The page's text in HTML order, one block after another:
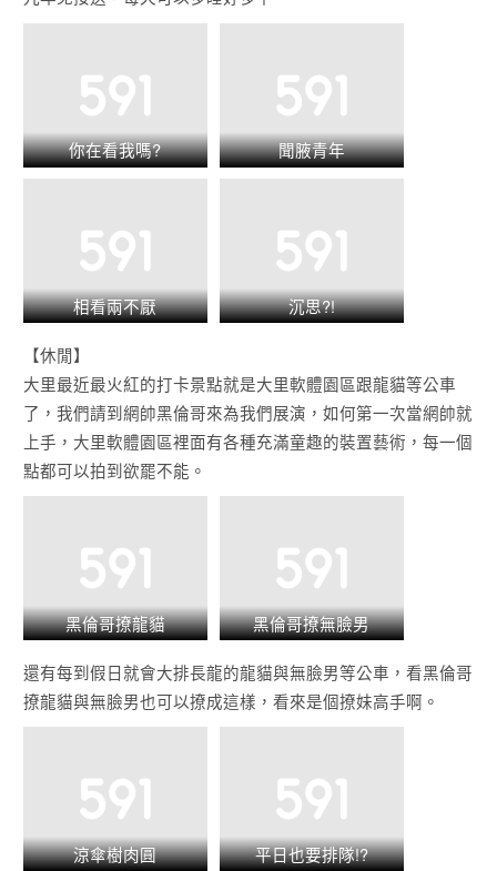
你在看我嗎? 聞腋青年
相看兩不厭 沉思?!
【休閒】
大里最近最火紅的打卡景點就是大里軟體園區跟龍貓等公車
了，我們請到網帥黑倫哥來為我們展演，如何第一次當網帥就
上手，大里軟體園區裡面有各種充滿童趣的裝置藝術，每一個
點都可以拍到欲罷不能。
黑倫哥撩龍貓 黑倫哥撩無臉男
還有每到假日就會大排長龍的龍貓與無臉男等公車，看黑倫哥
撩龍貓與無臉男也可以撩成這樣，看來是個撩妹高手啊。
涼傘樹肉圓 平日也要排隊!?